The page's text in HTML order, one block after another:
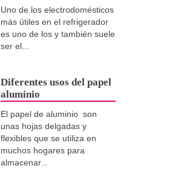
Uno de los electrodomésticos
más útiles en el refrigerador
es uno de los y también suele
ser el...
Diferentes usos del papel
aluminio
El papel de aluminio son
unas hojas delgadas y
flexibles que se utiliza en
muchos hogares para
almacenar...